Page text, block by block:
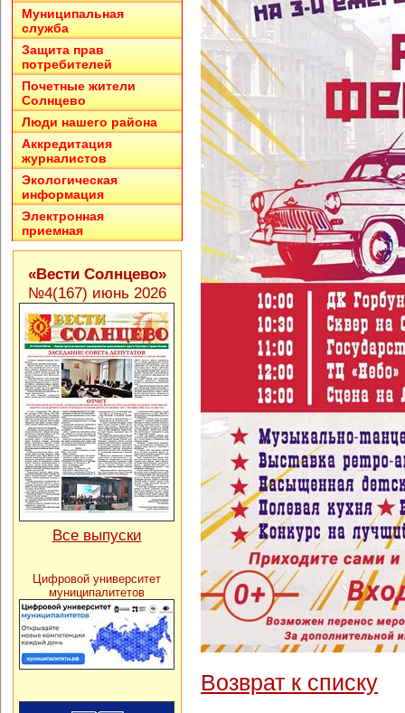
Возврат к списку
Муниципальная
служба
Защита прав
потребителей
Почетные жители
Солнцево
Люди нашего района
Аккредитация
журналистов
Экологическая
информация
Электронная
приемная
«Вести Солнцево»
№4(167) июнь 2026
Все выпуски
Цифровой университет
муниципалитетов